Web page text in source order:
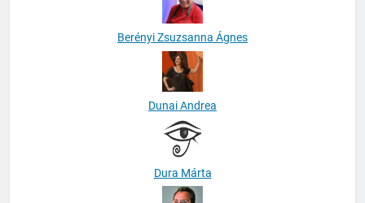
Berényi Zsuzsanna Ágnes
Dunai Andrea
Dura Márta